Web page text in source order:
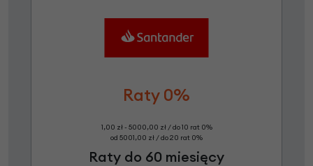
Raty 0%
1,00 zł - 5000,00 zł / do 10 rat 0%
od 5001,00 zł / do 20 rat 0%
Raty do 60 miesięcy